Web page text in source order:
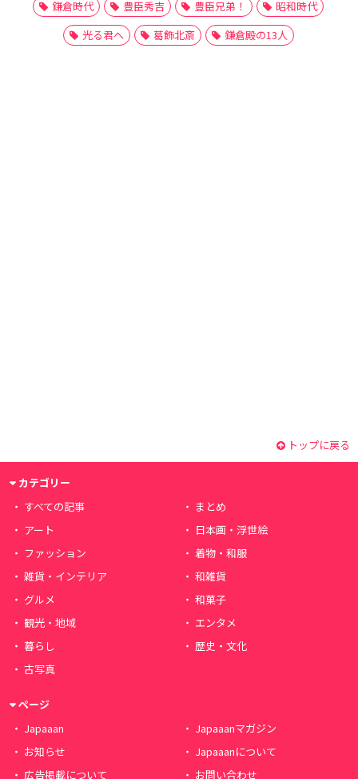
鎌倉時代
豊臣秀吉 豊臣兄弟！
昭和時代
光る君へ
葛飾北斎 鎌倉殿の13人
トップに戻る
カテゴリー
すべての記事
まとめ
アート
日本画・浮世絵
ファッション
着物・和服
雑貨・インテリア
和雑貨
グルメ
和菓子
観光・地域
エンタメ
暮らし
歴史・文化
古写真
ページ
Japaaan
Japaaanマガジン
お知らせ
Japaaanについて
広告掲載について
お問い合わせ